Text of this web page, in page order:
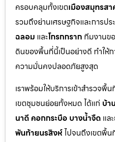
ครอบคลุมทั้งเขตเมืองสมุทรส
รวมถึงย่านเศรษฐกิจและการป
ฉลอม และโกรกกราก ทีมงานข
ดินของพื้นที่นี้เป็นอย่างดี ทำให้ก
ความมั่นคงปลอดภัยสูงสุด
เราพร้อมให้บริการเข้าสำรวจพื้
เขตชุมชนย่อยทั้งหมด ได้แก่ บ้า
นาดี คอกกระบือ บางน้ำจืด แล
พันท้ายนรสิงห์ไปจนถึงเขตพื้น